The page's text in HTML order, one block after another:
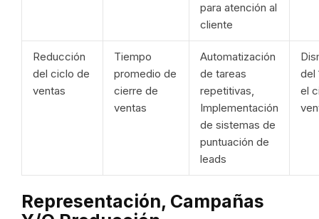
para atención al
cliente
Reducción
del ciclo de
ventas
Tiempo
promedio de
cierre de
ventas
Automatización
de tareas
repetitivas,
Implementación
de sistemas de
puntuación de
leads
del
el
Representación, Campañas